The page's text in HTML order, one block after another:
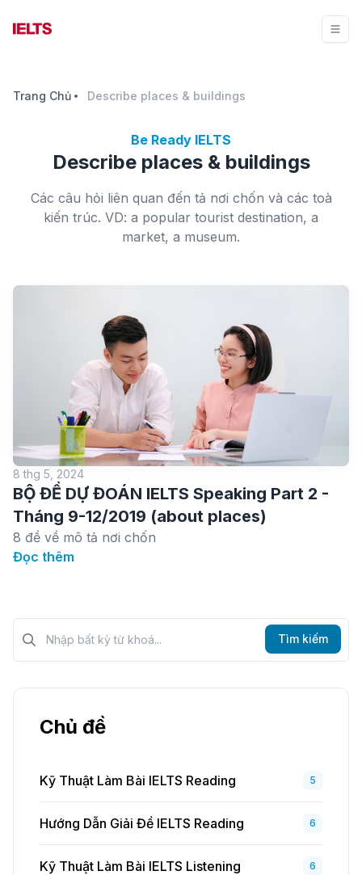
Trang Chủ Describe places & buildings
Be Ready IELTS
Describe places & buildings
Các câu hỏi liên quan đến tả nơi chốn và các toà
kiến trúc. VD: a popular tourist destination, a
market, a museum.
8 thg 5, 2024
BỘ ĐỀ DỰ ĐOÁN IELTS Speaking Part 2 -
Tháng 9-12/2019 (about places)
8 đề về mô tả nơi chốn
Đọc thêm
Tìm kiếm?>
Tìm kiếm
Chủ đề
Kỹ Thuật Làm Bài IELTS Reading 5
Hướng Dẫn Giải Đề IELTS Reading 6
Kỹ Thuật Làm Bài IELTS Listening 6